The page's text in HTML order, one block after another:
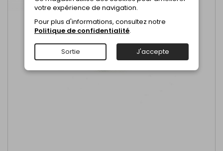
votre expérience de navigation.
Pour plus d'informations, consultez notre
Politique de confidentialité.
Sortie J'accepte